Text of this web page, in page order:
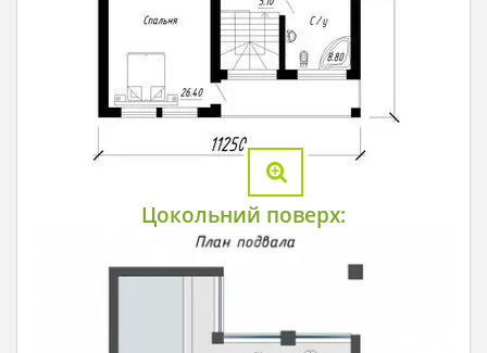
Цокольний поверх: